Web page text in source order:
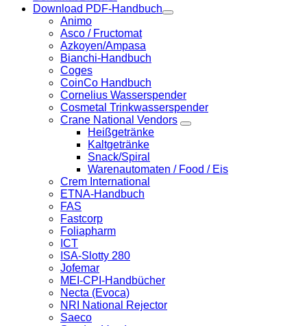
Download PDF-Handbuch
Animo
Asco / Fructomat
Azkoyen/Ampasa
Bianchi-Handbuch
Coges
CoinCo Handbuch
Cornelius Wasserspender
Cosmetal Trinkwasserspender
Crane National Vendors
Heißgetränke
Kaltgetränke
Snack/Spiral
Warenautomaten / Food / Eis
Crem International
ETNA-Handbuch
FAS
Fastcorp
Foliapharm
ICT
ISA-Slotty 280
Jofemar
MEI-CPI-Handbücher
Necta (Evoca)
NRI National Rejector
Saeco